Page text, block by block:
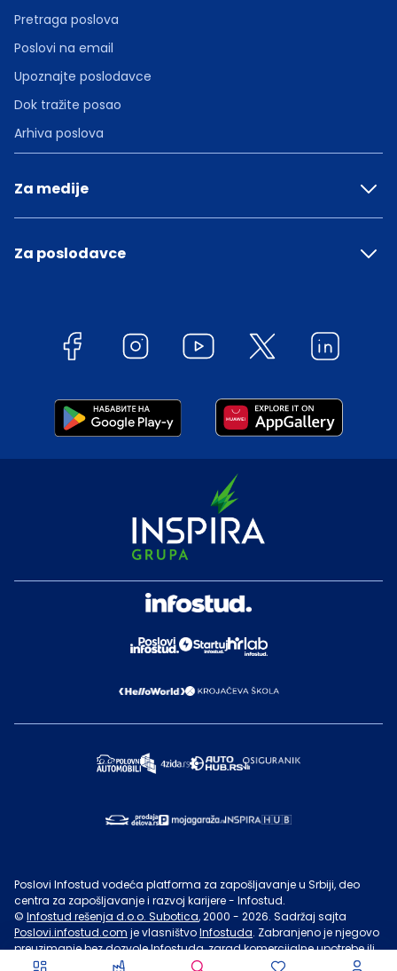
Pretraga poslova
Poslovi na email
Upoznajte poslodavce
Dok tražite posao
Arhiva poslova
Za medije
Za poslodavce
Poslovi Infostud vodeća platforma za zapošljavanje u Srbiji, deo
centra za zapošljavanje i razvoj karijere - Infostud.
© Infostud rešenja d.o.o. Subotica, 2000 - 2026. Sadržaj sajta
Poslovi.infostud.com je vlasništvoInfostuda. Zabranjeno je njegovo
preuzimanje bez dozvoleInfostuda, zarad komercijalne upotrebe ili
u druge svrhe, osim za lične potrebe posetilaca sajta.